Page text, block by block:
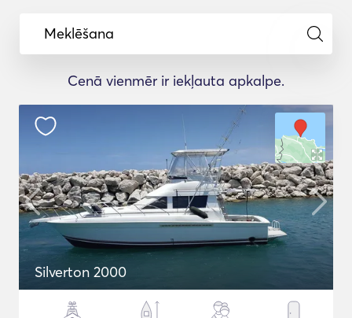
Meklēšana
Cenā vienmēr ir iekļauta apkalpe.
Silverton 2000